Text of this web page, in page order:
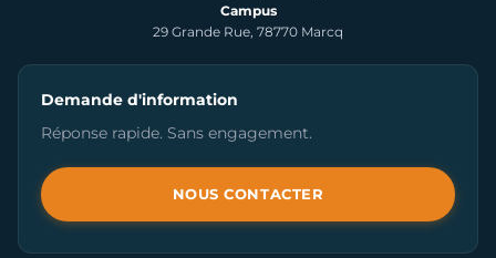
Campus
29 Grande Rue, 78770 Marcq
Demande d'information
Réponse rapide. Sans engagement.
NOUS CONTACTER